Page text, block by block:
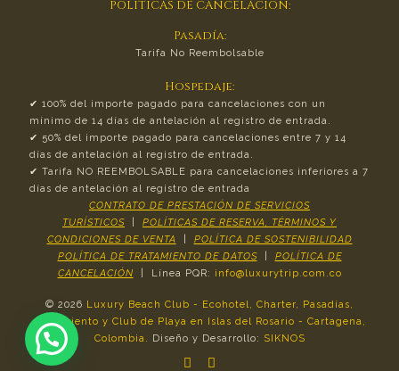
POLITICAS DE CANCELACION:
Pasadía:
Tarifa No Reembolsable
Hospedaje:
✔︎ 100% del importe pagado para cancelaciones con un
mínimo de 14 días de antelación al registro de entrada.
✔︎ 50% del importe pagado para cancelaciones entre 7 y 14
días de antelación al registro de entrada.
✔︎ Tarifa NO REEMBOLSABLE para cancelaciones inferiores a 7
días de antelación al registro de entrada
CONTRATO DE PRESTACIÓN DE SERVICIOS
TURÍSTICOS
POLÍTICAS DE RESERVA, TÉRMINOS Y
CONDICIONES DE VENTA
POLÍTICA DE SOSTENIBILIDAD
POLÍTICA DE TRATAMIENTO DE DATOS
POLÍTICA DE
CANCELACIÓN | Línea PQR: info@luxurytrip.com.co
© 2026 Luxury Beach Club - Ecohotel, Charter, Pasadías,
Alojamiento y Club de Playa en Islas del Rosario - Cartagena,
Colombia. Diseño y Desarrollo: SIKNOS